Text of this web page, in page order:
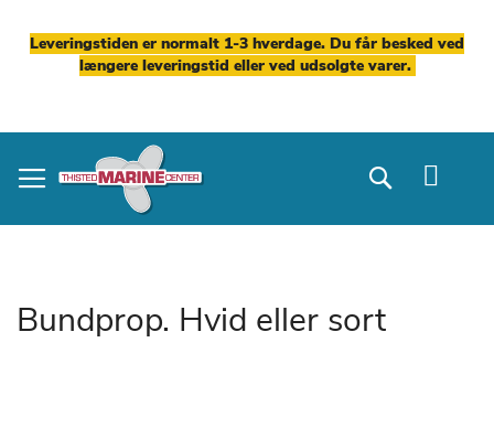
Leveringstiden er normalt 1-3 hverdage. Du får besked ved
længere leveringstid eller ved udsolgte varer.
to
Content
Search
Bundprop. Hvid eller sort